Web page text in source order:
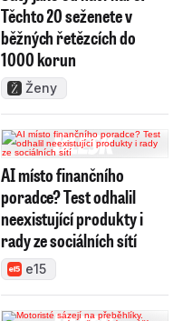
Těchto 20 seženete v
běžných řetězcích do
1000 korun
Ženy
AI místo finančního
poradce? Test odhalil
neexistující produkty i
rady ze sociálních sítí
e15